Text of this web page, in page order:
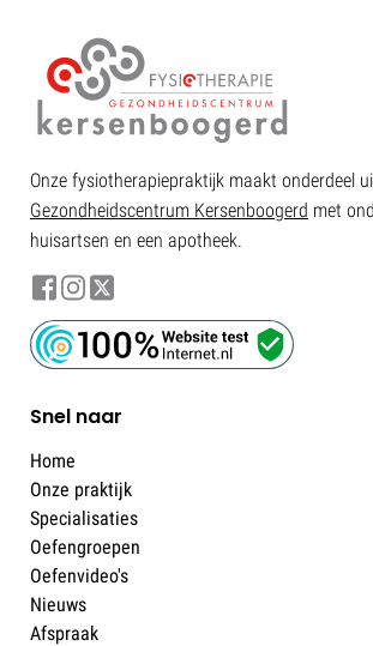
Onze fysiotherapiepraktijk maakt onderdeel
Gezondheidscentrum Kersenboogerd met
huisartsen en een apotheek.
Snel naar
Home
Onze praktijk
Specialisaties
Oefengroepen
Oefenvideo's
Nieuws
Afspraak